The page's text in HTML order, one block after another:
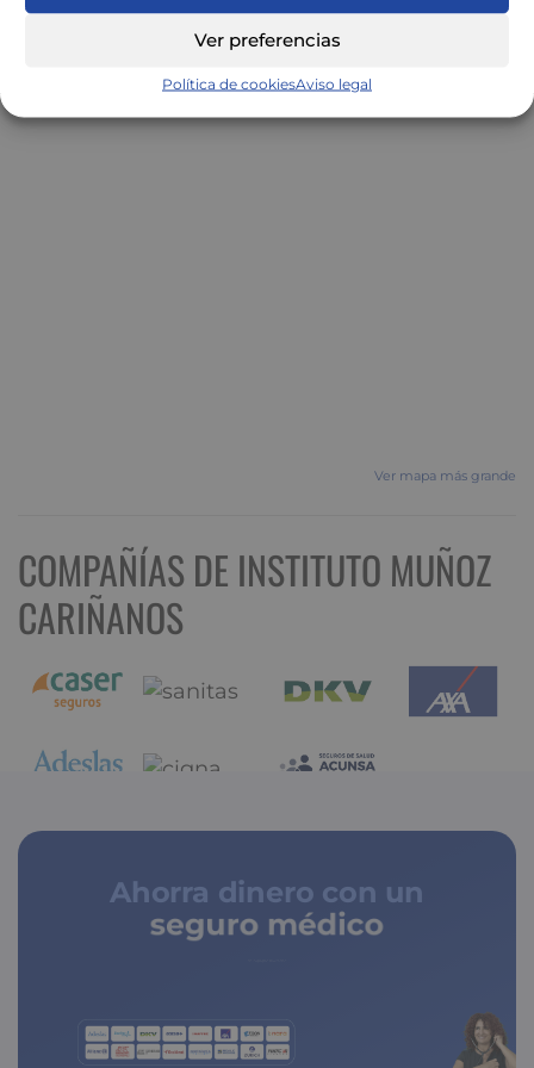
Ver preferencias
Política de cookiesAviso legal
Ver mapa más grande
COMPAÑÍAS DE INSTITUTO MUÑOZ
CARIÑANOS
Ahorra dinero con un
seguro médico